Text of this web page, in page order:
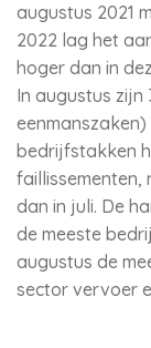
augustus 2021
2022 lag het
hoger dan in
In augustus zijn
bedrijfstakken
faillissementen,
dan in juli. De
de meeste
augustus de
sector vervoer